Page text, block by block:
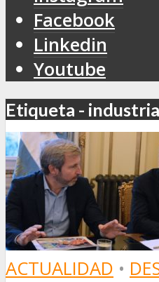
Facebook
Linkedin
Youtube
Etiqueta -
ACTUALIDAD •